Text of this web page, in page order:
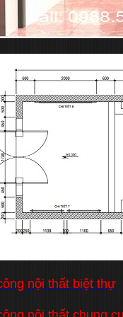
nội thất biệt thự